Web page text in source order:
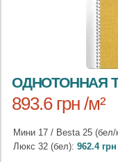
ОДНОТОННАЯ
893.6 грн /м²
Мини 17 / Besta 25 (бел/
Люкс 32 (бел): 962.4